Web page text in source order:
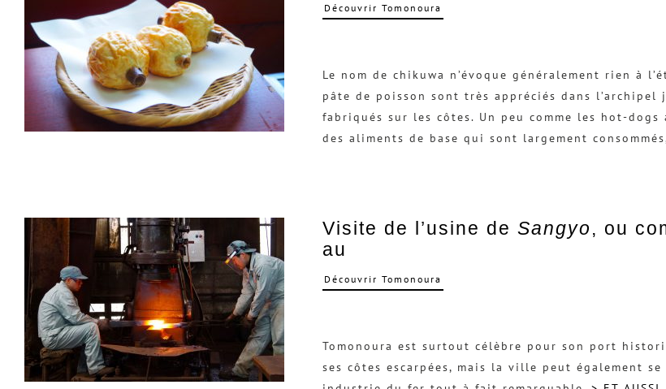
Découvrir Tomonoura
Le nom de chikuwa n’évoque généralement rien à
pâte de poisson sont très appréciés dans l’archipel
fabriqués sur les côtes. Un peu comme les hot-
des aliments de base qui sont largement
Visite de l’usine de Sangyo, ou
au
Découvrir Tomonoura
Tomonoura est surtout célèbre pour son port
ses côtes escarpées, mais la ville peut également